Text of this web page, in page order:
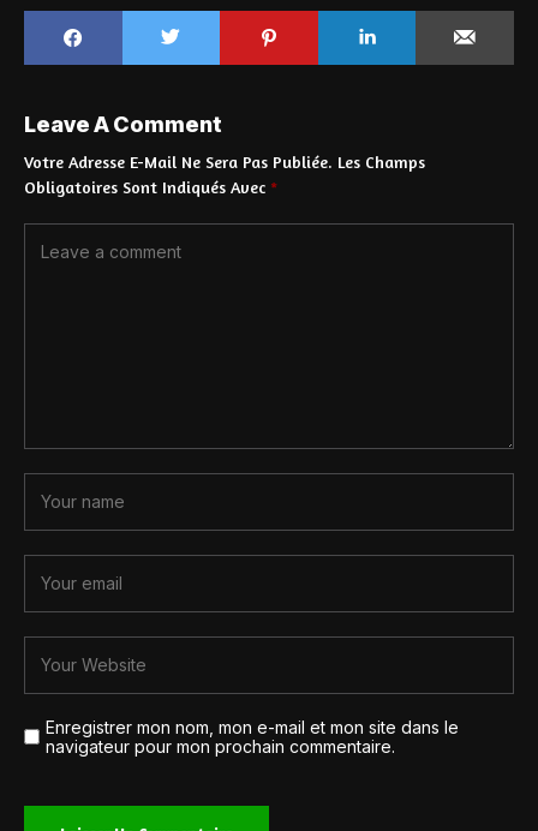
Leave A Comment
Votre Adresse E-Mail Ne Sera Pas Publiée. Les Champs
Obligatoires Sont Indiqués Avec *
Enregistrer mon nom, mon e-mail et mon site dans le
navigateur pour mon prochain commentaire.